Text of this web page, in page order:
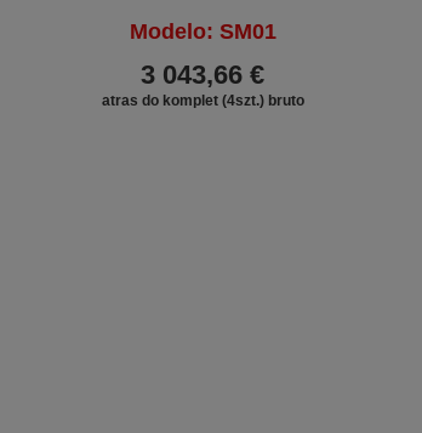
Modelo: SM01
3 043,66 €
atras do komplet (4szt.) bruto